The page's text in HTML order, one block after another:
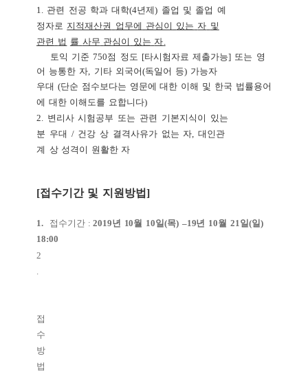
1. 관련 전공 학과 대학(4년제) 졸업 및 졸업 예
정자로 지적재산권 업무에 관심이 있는 자 및
관련 법 률 사무 관심이 있는 자
토익 기준 750점 정도 [타시험자료 제출가능] 또는 영
어 능통한 자 기타 외국어(독일어 등) 가능자
우대 (단순 점수보다는 영문에 대한 이해 및 한국 법률용어
에 대한 이해도를 요합니다)
2.
변리사 시험공부 또는 관련 기본지식이 있는
분 우대 / 건강 상 결격사유가 없는 자
대인관
계 상 성격이 원활한 자
[접수기간 및 지원방법]
1. 접수기간 : 2019년 10월 10일 (목) –19년 10월 21 일 (일 )
18:00
2
.
접
수
방
법